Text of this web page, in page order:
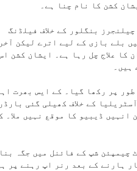
کشن کا نام چنا ہے۔
بنگلور کے خلاف فیلڈنگ
بلے بازی کے لیے اترے لیکن
کا علاج چل رہا ہے۔ ایشان کشن
پر رکھا گیا۔ کے ایس بھرت
کے خلاف کھیلی گئی بارڈر
ڈیبیو کا موقع نہیں ملا۔
چیمپئن شپ کے فائنل میں جگہ
ہارنے کے بعد رنر اپ رہنے پر